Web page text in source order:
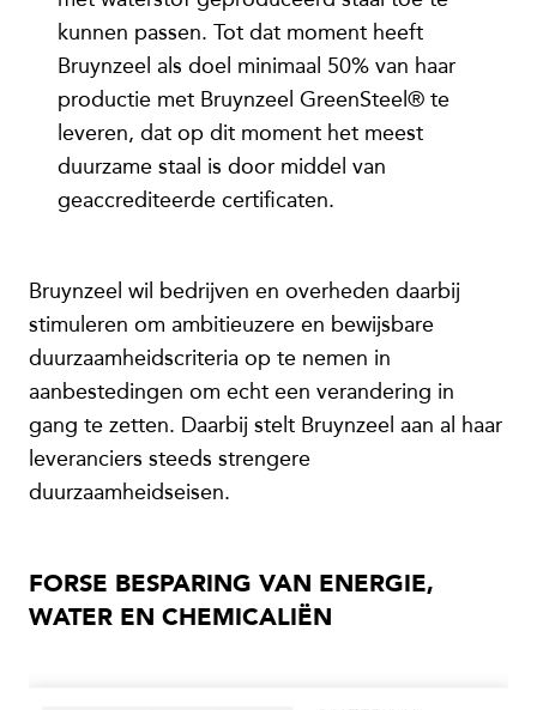
kunnen passen. Tot dat moment heeft
Bruynzeel als doel minimaal 50% van haar
productie met Bruynzeel GreenSteel® te
leveren, dat op dit moment het meest
duurzame staal is door middel van
geaccrediteerde certificaten.
Bruynzeel wil bedrijven en overheden daarbij
stimuleren om ambitieuzere en bewijsbare
duurzaamheidscriteria op te nemen in
aanbestedingen om echt een verandering in
gang te zetten. Daarbij stelt Bruynzeel aan al haar
leveranciers steeds strengere
duurzaamheidseisen.
FORSE BESPARING VAN ENERGIE,
WATER EN CHEMICALIËN